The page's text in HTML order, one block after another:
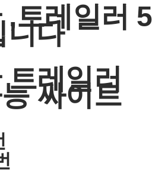
,트레일러 5
니다
트레일러
싸이트